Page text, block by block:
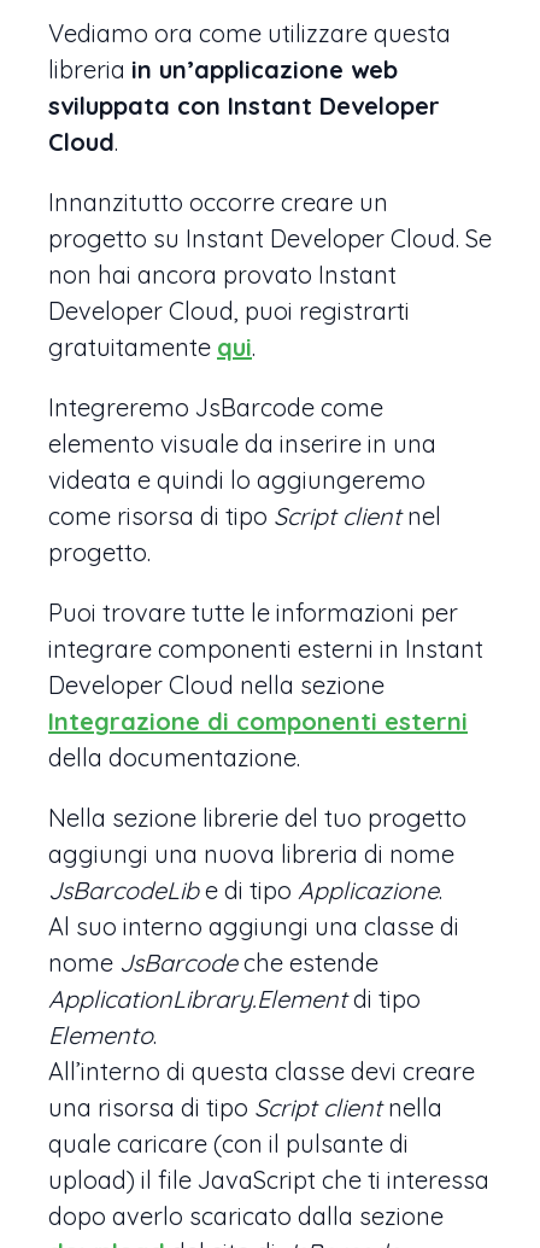
Vediamo ora come utilizzare questa
libreria in un’applicazione web
sviluppata con Instant Developer
Cloud.
Innanzitutto occorre creare un
progetto su Instant Developer Cloud. Se
non hai ancora provato Instant
Developer Cloud, puoi registrarti
gratuitamente qui.
Integreremo JsBarcode come
elemento visuale da inserire in una
videata e quindi lo aggiungeremo
come risorsa di tipo Script clientnel
progetto.
Puoi trovare tutte le informazioni per
integrare componenti esterni in Instant
Developer Cloud nella sezione
Integrazione di componenti esterni
della documentazione.
Nella sezione librerie del tuo progetto
aggiungi una nuova libreria di nome
JsBarcodeLibe di tipo Applicazione.
Al suo interno aggiungi una classe di
nome JsBarcodeche estende
ApplicationLibrary.Elementdi tipo
Elemento.
All’interno di questa classe devi creare
una risorsa di tipo Script clientnella
quale caricare (con il pulsante di
upload) il file JavaScript che ti interessa
dopo averlo scaricato dalla sezione